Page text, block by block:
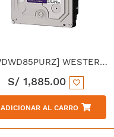
[HDWDWD85PURZ] WESTERN DIGITAL DISCO DURO PURPURA 8TB SATA 6.0 Gb/s 256 MB CACHE 5400 RPM 3.5"
S/ 1,885.00
ADICIONAR AL CARRO